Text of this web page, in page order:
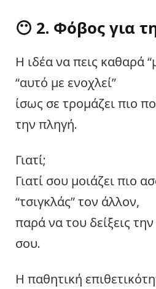
😶 2. Φόβος για
Η ιδέα να πεις καθαρά
“αυτό με ενοχλεί”
ίσως σε τρομάζει πιο
την πληγή.
Γιατί;
Γιατί σου μοιάζει πιο
“τσιγκλάς” τον άλλον,
παρά να του δείξεις
σου.
Η παθητική